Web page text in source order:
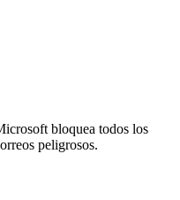
bloquea todos los
peligrosos.